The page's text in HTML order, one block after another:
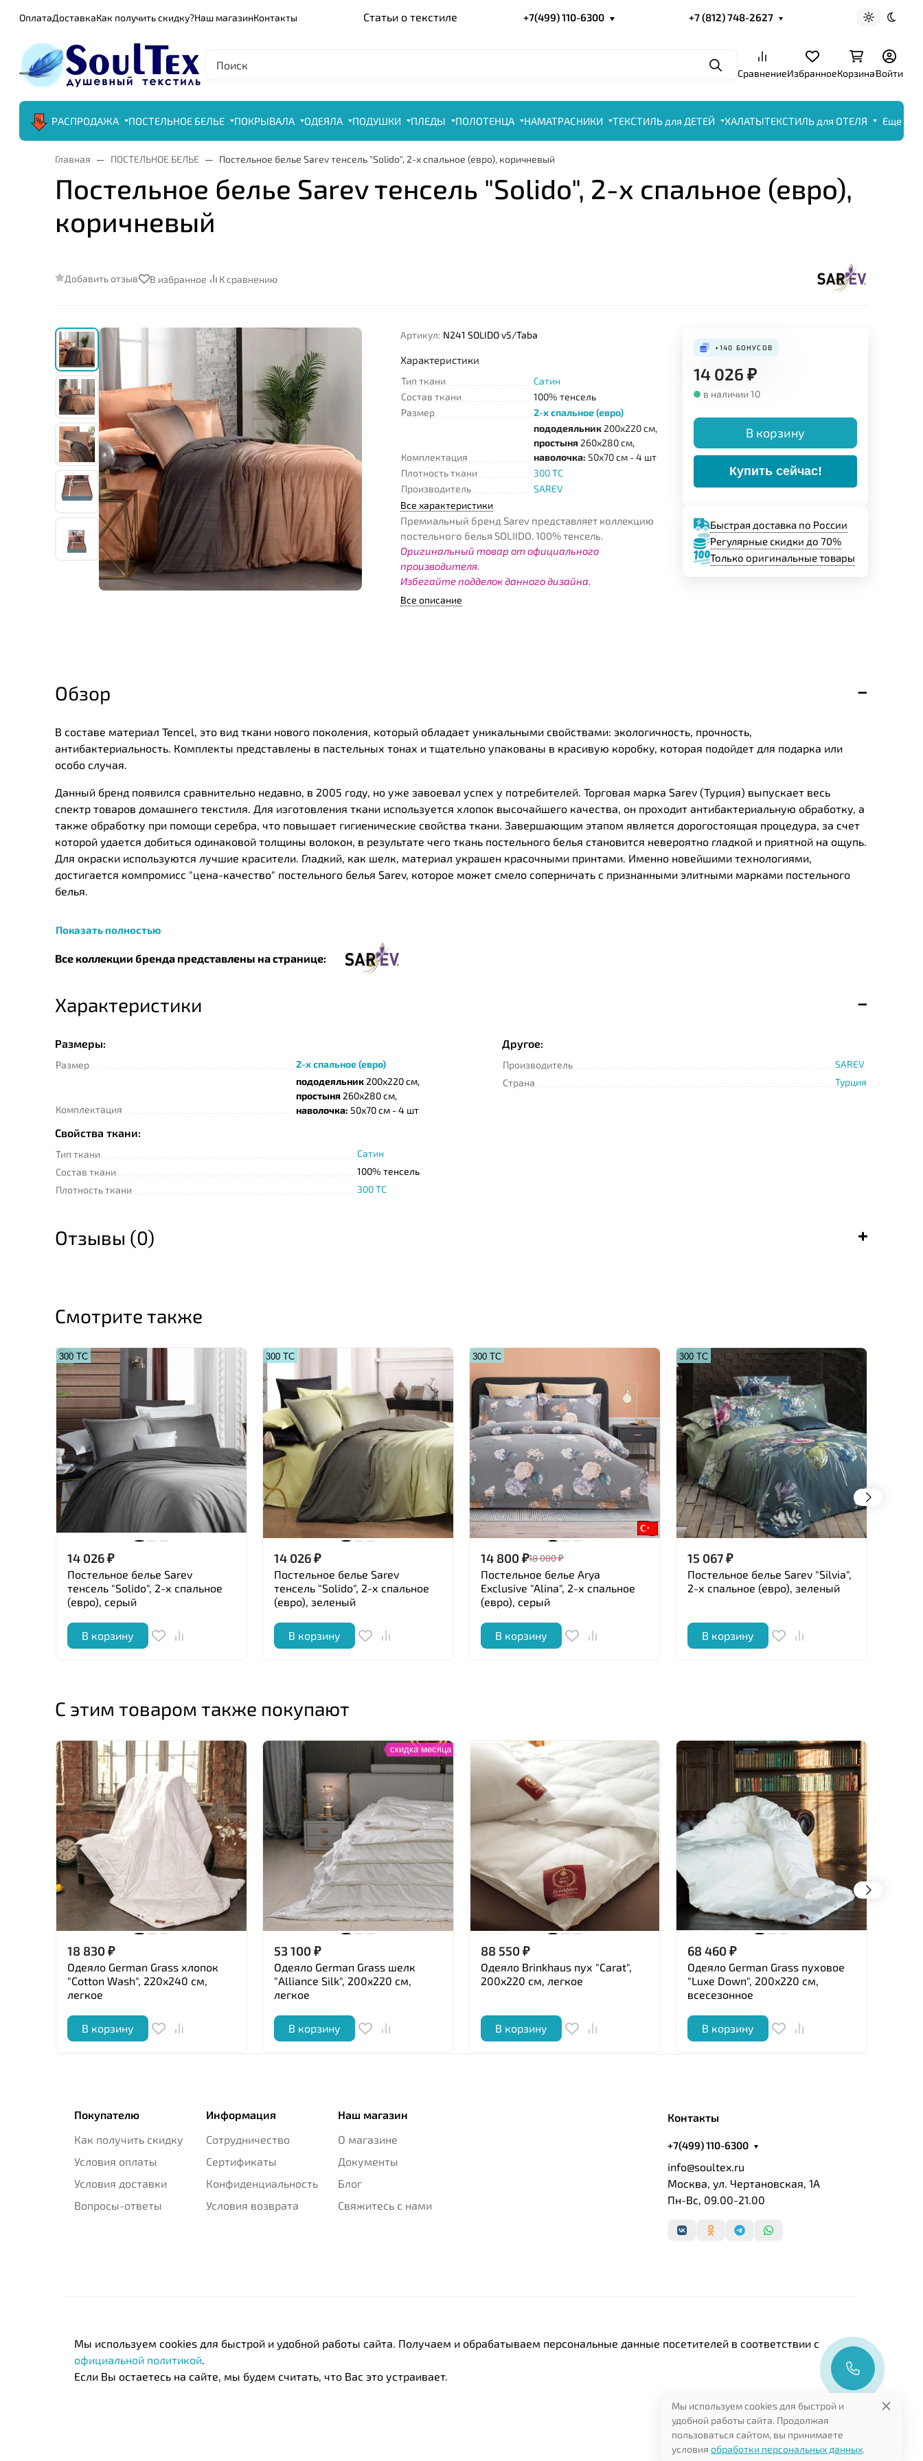
ОплатаДоставкаКак получить скидку?Наш магазинКонтакты Статьи о текстиле +7(499) 110-6300 +7 (812) 748-2627 Светлая
ПоискСравнениеИзбранноеКорзинаВойти
РАСПРОДАЖА ПОСТЕЛЬНОЕ БЕЛЬЕ ПОКРЫВАЛА ОДЕЯЛА ПОДУШКИ ПЛЕДЫ ПОЛОТЕНЦА НАМАТРАСНИКИ ТЕКСТИЛЬ для ДЕТЕЙ ХАЛАТЫТЕКСТИЛЬ для ОТЕЛЯ Еще
Главная ПОСТЕЛЬНОЕ БЕЛЬЕ Постельное белье Sarev тенсель "Solido", 2-х спальное (евро), коричневый
Постельное белье Sarev тенсель "Solido", 2-х спальное (евро),
коричневый
Добавить отзыв В избранное К сравнению
Артикул: N241 SOLIDO v5/Taba
Характеристики
Тип ткани
Сатин
Состав ткани
100% тенсель
Размер
2-х спальное (евро)
Комплектация
пододеяльник 200х220 см,
простыня 260х280 см,
наволочка: 50х70 см - 4 шт
Плотность ткани
300 TC
Производитель
SAREV
Все характеристики
Премиальный бренд Sarev представляет коллекцию
постельного белья SOLIIDO. 100% тенсель.
Оригинальный товар от официального
производителя.
Избегайте подделок данного дизайна.
Все описание
+140 БОНУСОВ
14 026 ₽
в наличии 10
В корзину
Купить сейчас!
Быстрая доставка по России
Регулярные скидки до 70%
Только оригинальные товары
Обзор
В составе материал Tencel, это вид ткани нового поколения, который обладает уникальными свойствами: экологичность, прочность,
антибактериальность. Комплекты представлены в пастельных тонах и тщательно упакованы в красивую коробку, которая подойдет для подарка или
особо случая.
Данный бренд появился сравнительно недавно, в 2005 году, но уже завоевал успех у потребителей. Торговая марка Sarev (Турция) выпускает весь
спектр товаров домашнего текстиля. Для изготовления ткани используется хлопок высочайшего качества, он проходит антибактериальную обработку, а
также обработку при помощи серебра, что повышает гигиенические свойства ткани. Завершающим этапом является дорогостоящая процедура, за счет
которой удается добиться одинаковой толщины волокон, в результате чего ткань постельного белья становится невероятно гладкой и приятной на ощупь.
Для окраски используются лучшие красители. Гладкий, как шелк, материал украшен красочными принтами. Именно новейшими технологиями,
достигается компромисс "цена-качество" постельного белья Sarev, которое может смело соперничать с признанными элитными марками постельного
белья.
Показать полностью
Все коллекции бренда представлены на странице:
Характеристики
Размеры:
Размер 2-х спальное (евро)
Комплектация
пододеяльник 200х220 см,
простыня 260х280 см,
наволочка: 50х70 см - 4 шт
Свойства ткани:
Тип ткани
Сатин
Состав ткани
100% тенсель
Плотность ткани
300 TC
Другое:
Производитель
SAREV
Страна
Турция
Отзывы (0)
Смотрите также
300 ТС
14 026₽
Постельное белье Sarev
тенсель "Solido", 2-х спальное
(евро), серый
В корзину
300 ТС
14 026₽
Постельное белье Sarev
тенсель "Solido", 2-х спальное
(евро), зеленый
В корзину
300 ТС
14 800₽18 000₽
Постельное белье Arya
Exclusive "Alina", 2-х спальное
(евро), серый
В корзину
300 ТС
15 067₽
Постельное белье Sarev "Silvia",
2-х спальное (евро), зеленый
В корзину
С этим товаром также покупают
18 830₽
Одеяло German Grass хлопок
"Cotton Wash", 220x240 см,
легкое
В корзину
скидка месяца
53 100₽
Одеяло German Grass шелк
"Alliance Silk", 200x220 см,
легкое
В корзину
88 550₽
Одеяло Brinkhaus пух "Carat",
200x220 см, легкое
В корзину
68 460₽
Одеяло German Grass пуховое
"Luxe Down", 200x220 см,
всесезонное
В корзину
Покупателю
Как получить скидку
Условия оплаты
Условия доставки
Вопросы-ответы
Информация
Сотрудничество
Сертификаты
Конфиденциальность
Условия возврата
Наш магазин
О магазине
Документы
Блог
Свяжитесь с нами
Контакты
+7(499) 110-6300
info@soultex.ru
Москва, ул. Чертановская, 1А
Пн-Вс, 09.00-21.00
Мы используем cookies для быстрой и удобной работы сайта. Получаем и обрабатываем персональные данные посетителей в соответствии с
официальной политикой.
Если Вы остаетесь на сайте, мы будем считать, что Вас это устраивает.
Мы используем cookies для быстрой и
удобной работы сайта. Продолжая
пользоваться сайтом, вы принимаете
условия обработки персональных данных.